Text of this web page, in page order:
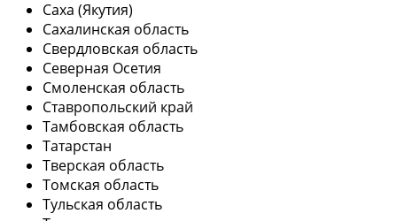
Саха (Якутия)
Сахалинская область
Свердловская область
Северная Осетия
Смоленская область
Ставропольский край
Тамбовская область
Татарстан
Тверская область
Томская область
Тульская область